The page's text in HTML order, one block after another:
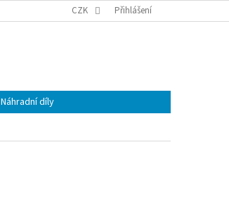
REKLAMACE
CZK Přihlášení
Náhradní díly